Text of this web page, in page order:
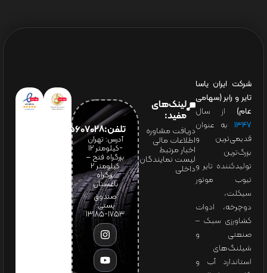
شرکت ایران یاسا
تایر و رابر (سهامی
عام) از سال
۱۳۴۷ به عنوان
قدیمی‌ترین و
بزرگ‌ترین
تولیدکننده تایر و
تیوب موتور
سیکلت،
دوچرخه، ادوات
کشاورزی سبک –
صنعتی و
شیلنگ‌های
استاندارد آب و
لینک‌های
مفید:
دریافت مشاوره
اطلاعات مالی
اخبار مرتبط
لیست نمایندگان
داخلی
تلفن:65607028(021)
آدرس: تهران
-کیلومتر 12
بزرگراه فتح –
کیلومتر ۲
بزرگراه
باغستان
صندوق
پستی:
1753-13185